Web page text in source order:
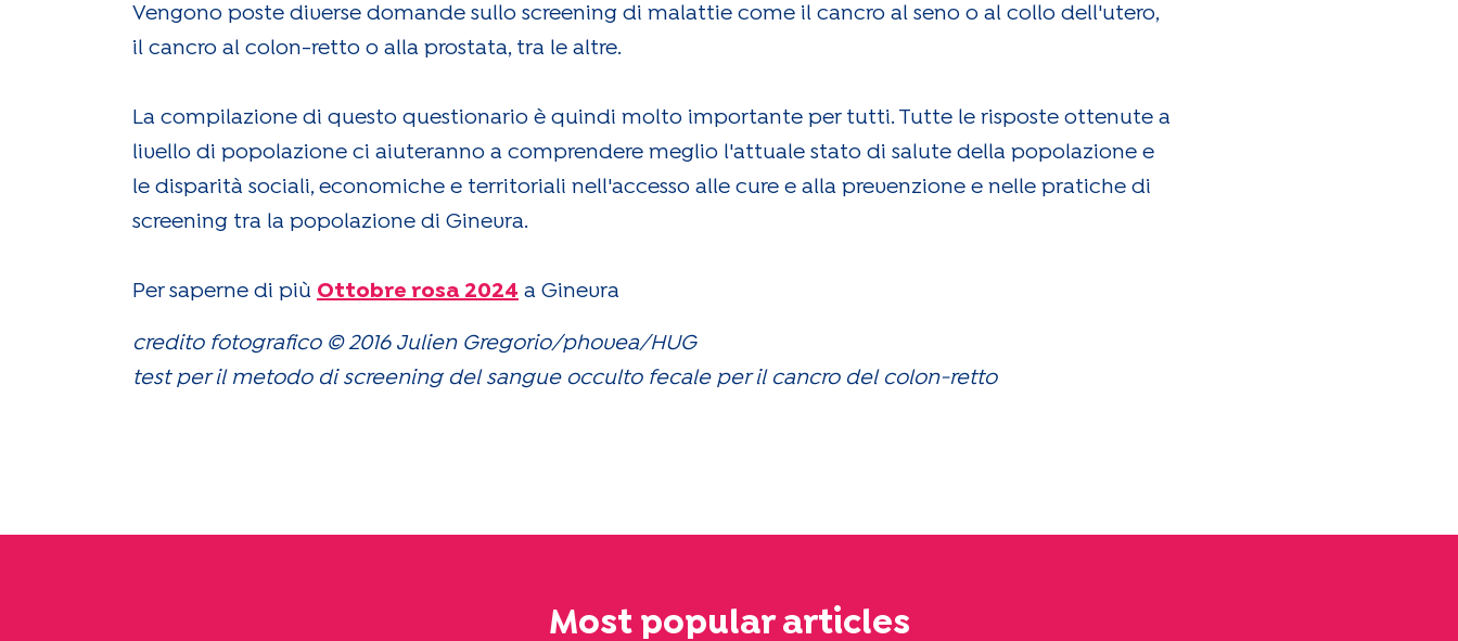
Vengono poste diverse domande sullo screening di malattie come il cancro al seno o al collo dell'utero,
il cancro al colon-retto o alla prostata, tra le altre.
La compilazione di questo questionario è quindi molto importante per tutti. Tutte le risposte ottenute a
livello di popolazione ci aiuteranno a comprendere meglio l'attuale stato di salute della popolazione e
le disparità sociali, economiche e territoriali nell'accesso alle cure e alla prevenzione e nelle pratiche di
screening tra la popolazione di Ginevra.
Per saperne di più Ottobre rosa 2024 a Ginevra
credito fotografico © 2016 Julien Gregorio/phovea/HUG
test per il metodo di screening del sangue occulto fecale per il cancro del colon-retto
Most popular articles